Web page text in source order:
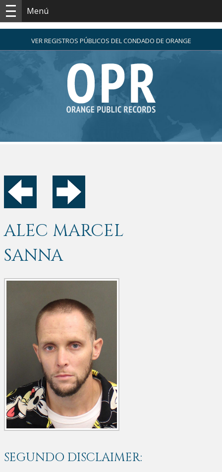
Menú
VER REGISTROS PÚBLICOS DEL CONDADO DE ORANGE
ALEC MARCEL
SANNA
SEGUNDO DISCLAIMER: